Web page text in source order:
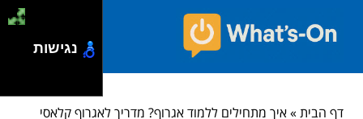
דף הבית»איך מתחילים ללמוד אגרוף? מדריך לאגרוף קלאסי
נגישות